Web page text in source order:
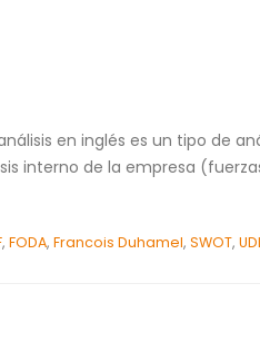
en inglés es un tipo de
interno de la empresa
,FODA,Francois Duhamel,SWOT,